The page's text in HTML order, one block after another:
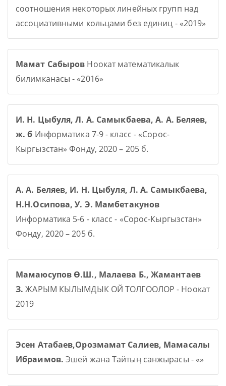
соотношения некоторых линейных групп над
ассоциативными кольцами без единиц - «2019»
Мамат Сабыров Ноокат математикалык
билимканасы - «2016»
И. Н. Цыбуля, Л. А. Самыкбаева, А. А. Беляев,
ж. б Информатика 7-9 - класс - «Сорос-
Кыргызстан» Фонду, 2020 – 205 б.
А. А. Беляев, И. Н. Цыбуля, Л. А. Самыкбаева,
Н.Н.Осипова, У. Э. Мамбетакунов
Информатика 5-6 - класс - «Сорос-Кыргызстан»
Фонду, 2020 – 205 б.
Мамаюсупов Ө.Ш., Малаева Б., Жамантаев
З. ЖАРЫМ КЫЛЫМДЫК ОЙ ТОЛГООЛОР - Ноокат
2019
Эсен Атабаев,Орозмамат Салиев, Мамасалы
Ибраимов. Эшей жана Тайтың санжырасы - «»